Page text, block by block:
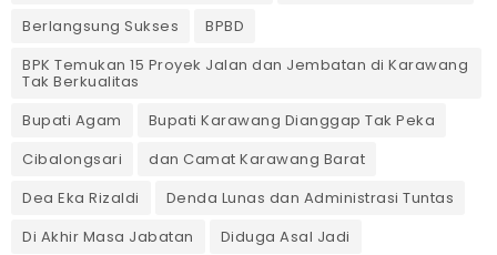
Berlangsung Sukses
BPBD
BPK Temukan 15 Proyek Jalan dan Jembatan di Karawang
Tak Berkualitas
Bupati Agam
Bupati Karawang Dianggap Tak Peka
Cibalongsari
dan Camat Karawang Barat
Dea Eka Rizaldi
Denda Lunas dan Administrasi Tuntas
‎Di Akhir Masa Jabatan
Diduga Asal Jadi